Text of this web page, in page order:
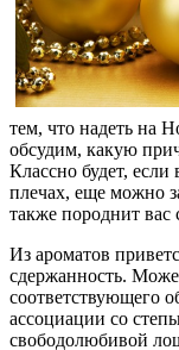
тем, что надеть на
обсудим, какую
Классно будет,
плечах, еще можно
также породнит вас
Из ароматов
сдержанность.
соответствующего
ассоциации со
свободолюбивой